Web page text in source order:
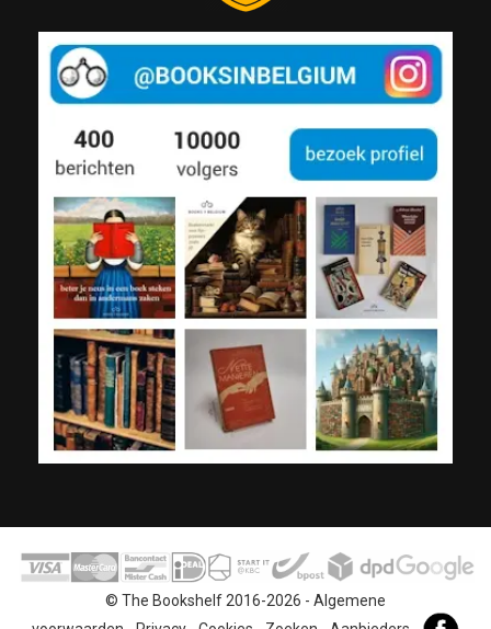
© The Bookshelf 2016-2026 - Algemene